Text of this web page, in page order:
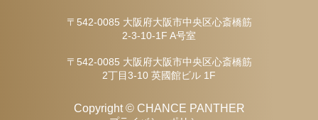
〒542-0085 大阪府大阪市中央区心斎橋筋
2-3-10-1F A号室
〒542-0085 大阪府大阪市中央区心斎橋筋
2丁目3-10 英國館ビル 1F
Copyright © CHANCE PANTHER